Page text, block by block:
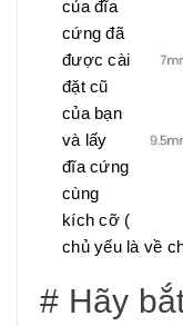
của đĩa
cứng đã
được cài
đặt cũ
của bạn
và lấy
đĩa cứng
cùng
kích cỡ (
chủ yếu là về
# Hãy